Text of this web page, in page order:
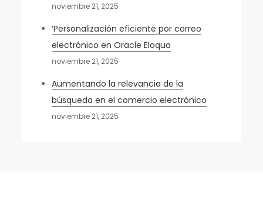
noviembre 21, 2025
‘Personalización eficiente por correo
electrónico en Oracle Eloqua
noviembre 21, 2025
Aumentando la relevancia de la
búsqueda en el comercio electrónico
noviembre 21, 2025